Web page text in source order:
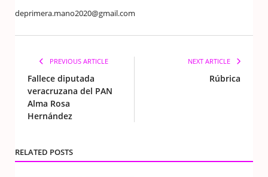
deprimera.mano2020@gmail.com
PREVIOUS ARTICLE
Fallece diputada
veracruzana del PAN
Alma Rosa
Hernández
NEXT ARTICLE
Rúbrica
RELATED POSTS